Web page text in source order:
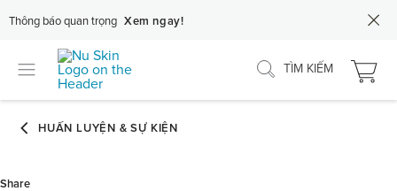
Thông báo quan trọng Xem ngay!
TÌM KIẾM